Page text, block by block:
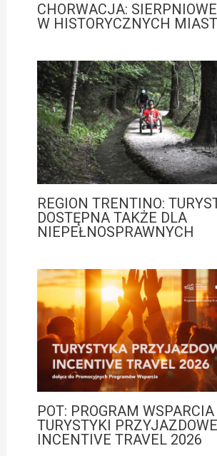
CHORWACJA:
W HISTORYCZNYCH
REGION TRENTINO:
DOSTĘPNA TAKŻE DLA
NIEPEŁNOSPRAWNYCH
POT: PROGRAM WSPARCIA
TURYSTYKI
INCENTIVE TRAVEL 2026